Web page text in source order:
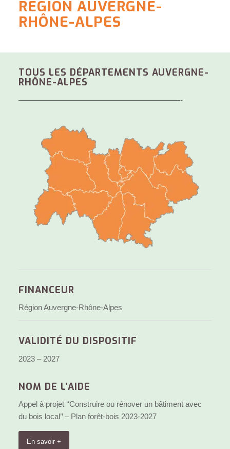
RÉGION AUVERGNE-
RHÔNE-ALPES
TOUS LES DÉPARTEMENTS AUVERGNE-
RHÔNE-ALPES
—————————————————————-
FINANCEUR
Région Auvergne-Rhône-Alpes
VALIDITÉ DU DISPOSITIF
2023 – 2027
NOM DE L’AIDE
Appel à projet ‘‘Construire ou rénover un bâtiment avec
du bois local’’ – Plan forêt-bois 2023-2027
En savoir +